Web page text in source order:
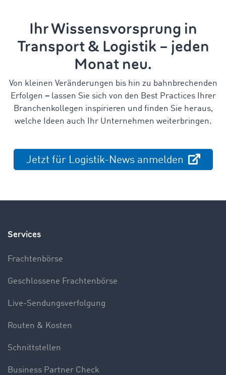
Ihr Wissensvorsprung in
Transport & Logistik – jeden
Monat neu.
Von kleinen Veränderungen bis hin zu bahnbrechenden
Erfolgen –lassen Sie sich von den Best Practices Ihrer
Branchenkollegen inspirieren und finden Sie heraus,
welche Ideen auch Ihr Unternehmen weiterbringen.
Jetzt für Logistik-News anmelden
Services
Frachtenbörse
Geschlossene Frachtenbörse
Live-Sendungsverfolgung
Routen & Kosten
Schnittstellen
Business Partner Check